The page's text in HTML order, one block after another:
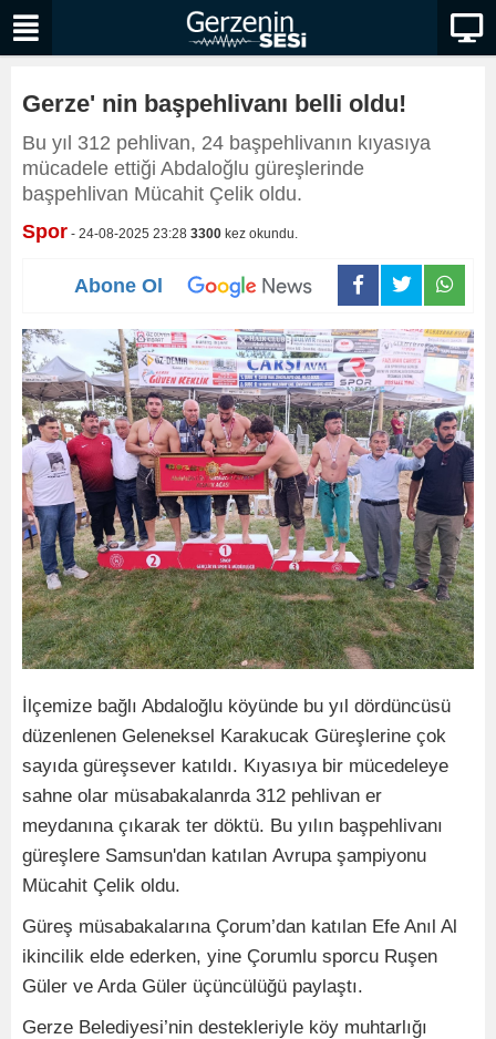
Gerze' nin başpehlivanı belli oldu!
Bu yıl 312 pehlivan, 24 başpehlivanın kıyasıya
mücadele ettiği Abdaloğlu güreşlerinde
başpehlivan Mücahit Çelik oldu.
Spor - 24-08-2025 23:28 3300 kez okundu.
Abone Ol
İlçemize bağlı Abdaloğlu köyünde bu yıl dördüncüsü
düzenlenen Geleneksel Karakucak Güreşlerine çok
sayıda güreşsever katıldı. Kıyasıya bir mücedeleye
sahne olar müsabakalanrda 312 pehlivan er
meydanına çıkarak ter döktü. Bu yılın başpehlivanı
güreşlere Samsun'dan katılan Avrupa şampiyonu
Mücahit Çelik oldu.
Güreş müsabakalarına Çorum’dan katılan Efe Anıl Al
ikincilik elde ederken, yine Çorumlu sporcu Ruşen
Güler ve Arda Güler üçüncülüğü paylaştı.
Gerze Belediyesi’nin destekleriyle köy muhtarlığı